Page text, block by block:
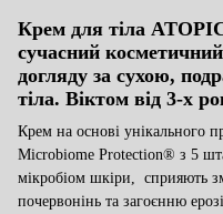
Крем для тіла
сучасний
догляду за сухою,
тіла. Віктом від 3-х
Крем на основі унікального
Microbiome Protection® з 5
мікробіом шкіри, сприяють
почервонінь та загоєнню